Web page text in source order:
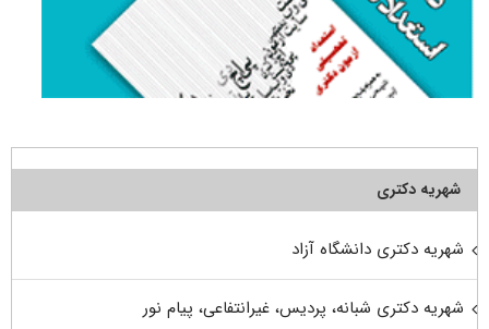
شهریه دکتری
شهریه دکتری دانشگاه آزاد
شهریه دکتری شبانه، پردیس، غیرانتفاعی، پیام نور